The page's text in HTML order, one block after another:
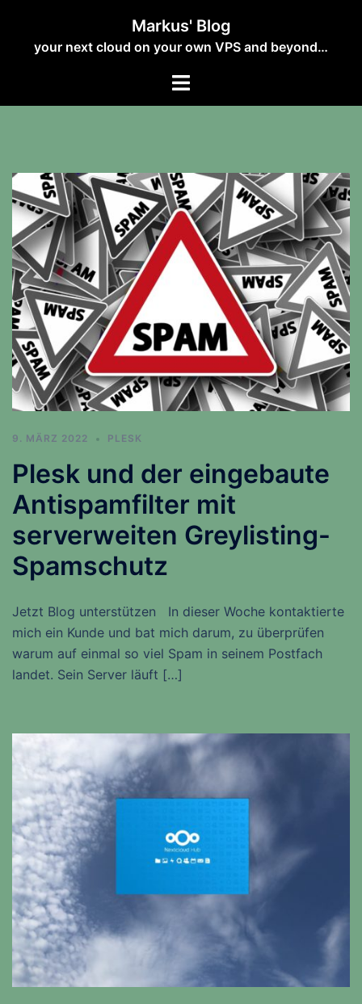
springen
Markus' Blog
your next cloud on your own VPS and beyond…
9. MÄRZ 2022 PLESK
Plesk und der eingebaute
Antispamfilter mit
serverweiten Greylisting-
Spamschutz
Jetzt Blog unterstützen In dieser Woche kontaktierte
mich ein Kunde und bat mich darum, zu überprüfen
warum auf einmal so viel Spam in seinem Postfach
landet. Sein Server läuft […]